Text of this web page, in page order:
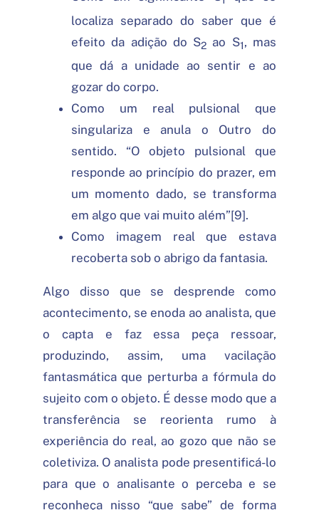
localiza separado do saber que é
efeito da adição do S2 ao S1, mas
que dá a unidade ao sentir e ao
gozar do corpo.
Como um real pulsional que
singulariza e anula o Outro do
sentido. “O objeto pulsional que
responde ao princípio do prazer, em
um momento dado, se transforma
em algo que vai muito além”[9].
Como imagem real que estava
recoberta sob o abrigo da fantasia.
Algo disso que se desprende como
acontecimento, se enoda ao analista, que
o capta e faz essa peça ressoar,
produzindo, assim, uma vacilação
fantasmática que perturba a fórmula do
sujeito com o objeto. É desse modo que a
transferência se reorienta rumo à
experiência do real, ao gozo que não se
coletiviza. O analista pode presentificá-lo
para que o analisante o perceba e se
reconheça nisso “que sabe” de forma